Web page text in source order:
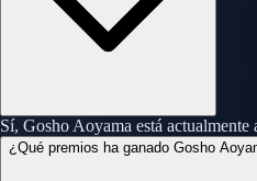
Sí, Gosho Aoyama está actualmente
¿Qué premios ha ganado Gosho